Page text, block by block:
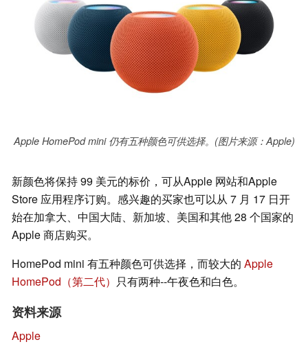
Apple HomePod mini 仍有五种颜色可供选择。(图片来源：Apple)
新颜色将保持 99 美元的标价，可从Apple 网站和Apple
Store 应用程序订购。感兴趣的买家也可以从 7 月 17 日开
始在加拿大、中国大陆、新加坡、美国和其他 28 个国家的
Apple 商店购买。
HomePod mini 有五种颜色可供选择，而较大的 Apple
HomePod（第二代） 只有两种--午夜色和白色。
资料来源
Apple